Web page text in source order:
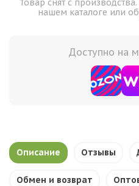
Товар снят с
нашем каталоге или
Доступно на
Описание Отзывы
Обмен и возврат